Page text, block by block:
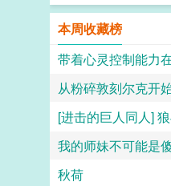
本周收藏榜
带着心灵控制能力
从粉碎敦刻尔克开
[进击的巨人同人]
我的师妹不可能是
秋荷